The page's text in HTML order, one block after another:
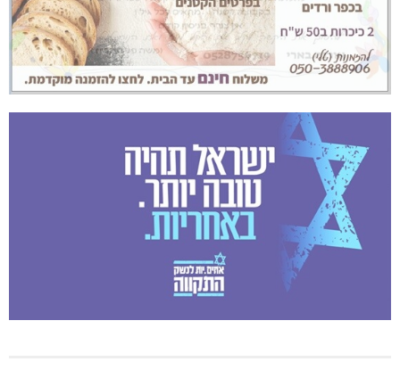
מנהלת אשכול גנים כפר ורדים: אורלי גלברט